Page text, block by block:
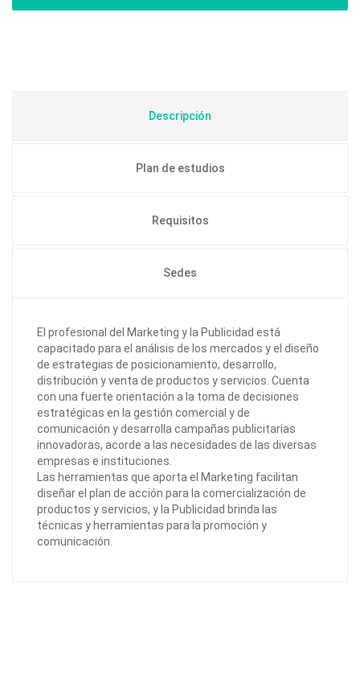
Descripción
Plan de estudios
Requisitos
Sedes
El profesional del Marketing y la Publicidad está
capacitado para el análisis de los mercados y el diseño
de estrategias de posicionamiento, desarrollo,
distribución y venta de productos y servicios. Cuenta
con una fuerte orientación a la toma de decisiones
estratégicas en la gestión comercial y de
comunicación y desarrolla campañas publicitarias
innovadoras, acorde a las necesidades de las diversas
empresas e instituciones.
Las herramientas que aporta el Marketing facilitan
diseñar el plan de acción para la comercialización de
productos y servicios, y la Publicidad brinda las
técnicas y herramientas para la promoción y
comunicación.